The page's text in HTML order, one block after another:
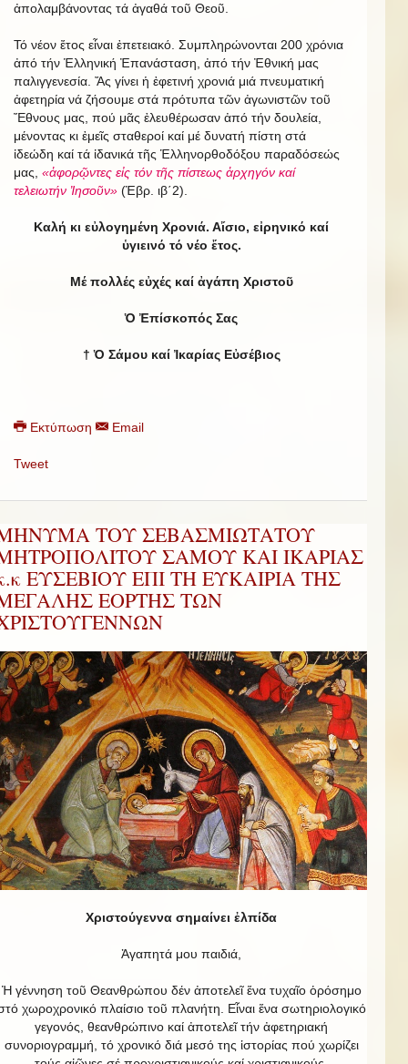
ἀπολαμβάνοντας τά ἀγαθά τοῦ Θεοῦ.
Τό νέον ἔτος εἶναι ἐπετειακό. Συμπληρώνονται 200 χρόνια
ἀπό τήν Ἑλληνική Ἐπανάσταση, ἀπό τήν Ἐθνική μας
παλιγγενεσία. Ἄς γίνει ἡ ἐφετινή χρονιά μιά πνευματική
ἀφετηρία νά ζήσουμε στά πρότυπα τῶν ἀγωνιστῶν τοῦ
Ἔθνους μας, πού μᾶς ἐλευθέρωσαν ἀπό τήν δουλεία,
μένοντας κι ἐμεῖς σταθεροί καί μέ δυνατή πίστη στά
ἰδεώδη καί τά ἰδανικά τῆς Ἑλληνορθοδόξου παραδόσεώς
μας, «ἀφορῷντες εἰς τόν τῆς πίστεως ἀρχηγόν καί
τελειωτήν Ἰησοῦν» (Ἑβρ. ιβ΄2).
Καλή κι εὐλογημένη Χρονιά. Αἴσιο, εἰρηνικό καί
ὑγιεινό τό νέο ἔτος.
Μέ πολλές εὐχές καί ἀγάπη Χριστοῦ
Ὁ Ἐπίσκοπός Σας
† Ὁ Σάμου καί Ἰκαρίας Εὐσέβιος
Εκτύπωση Email
Tweet
ΤΟΥ ΣΕΒΑΣΜΙΩΤΑΤΟΥ
ΣΑΜΟΥ ΚΑΙ ΙΚΑΡΙΑΣ
ΕΥΣΕΒΙΟΥ ΕΠΙ ΤΗ ΕΥΚΑΙΡΙΑ ΤΗΣ
ΕΟΡΤΗΣ ΤΩΝ
Χριστούγεννα σημαίνει ἐλπίδα
Ἀγαπητά μου παιδιά,
Ἡ γέννηση τοῦ Θεανθρώπου δέν ἀποτελεῖ ἕνα τυχαῖο ὁρόσημο
χωροχρονικό πλαίσιο τοῦ πλανήτη. Εἶναι ἕνα σωτηριολογικό
γεγονός, θεανθρώπινο καί ἀποτελεῖ τήν ἀφετηριακή
συνοριογραμμή, τό χρονικό διά μεσό της ἱστορίας πού χωρίζει